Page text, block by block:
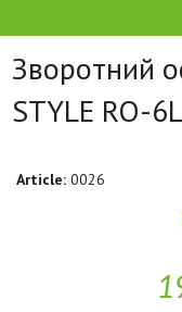
Зворотний
STYLE RO-
Article: 0026